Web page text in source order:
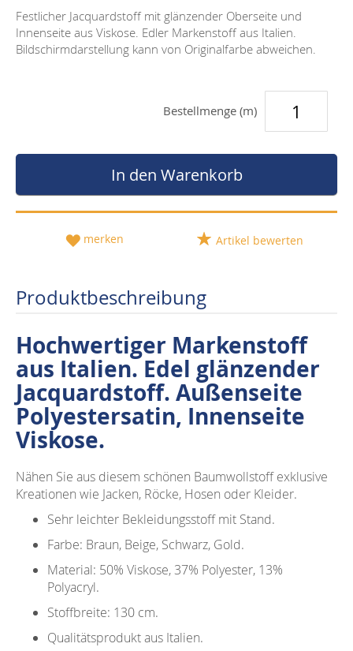
Festlicher Jacquardstoff mit glänzender Oberseite und
Innenseite aus Viskose. Edler Markenstoff aus Italien.
Bildschirmdarstellung kann von Originalfarbe abweichen.
Bestellmenge (m)
In den Warenkorb
merken Artikel bewerten
Produktbeschreibung
Hochwertiger Markenstoff
aus Italien. Edel glänzender
Jacquardstoff. Außenseite
Polyestersatin, Innenseite
Viskose.
Nähen Sie aus diesem schönen Baumwollstoff exklusive
Kreationen wie Jacken, Röcke, Hosen oder Kleider.
Sehr leichter Bekleidungsstoff mit Stand.
Farbe: Braun, Beige, Schwarz, Gold.
Material: 50% Viskose, 37% Polyester, 13%
Polyacryl.
Stoffbreite: 130 cm.
Qualitätsprodukt aus Italien.